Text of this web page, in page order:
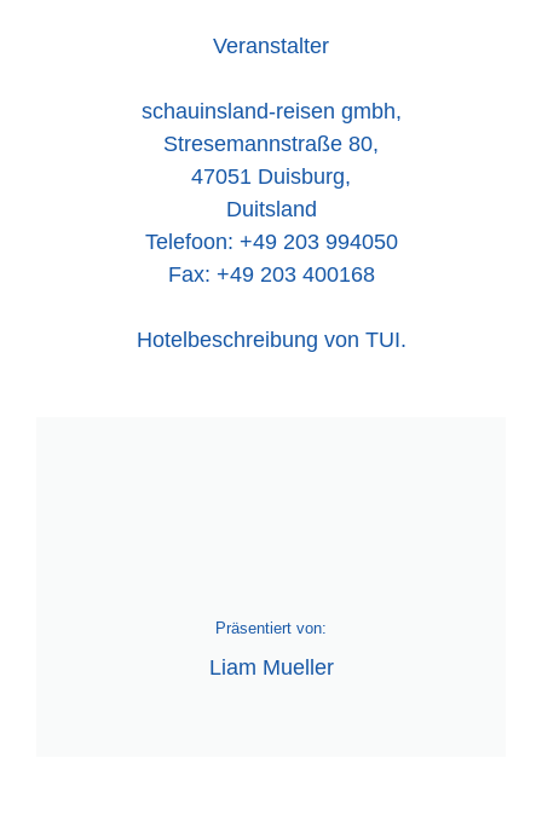
Veranstalter
schauinsland-reisen gmbh,
Stresemannstraße 80,
47051 Duisburg,
Duitsland
Telefoon: +49 203 994050
Fax: +49 203 400168
Hotelbeschreibung von TUI.
Präsentiert von:
Liam Mueller